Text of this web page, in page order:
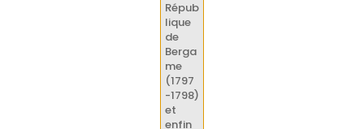
Répub
lique
de
Berga
me
(1797
-1798)
et
enfin